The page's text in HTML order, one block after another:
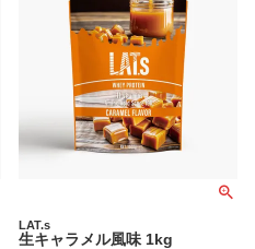
LAT.s
生キャラメル風味 1kg